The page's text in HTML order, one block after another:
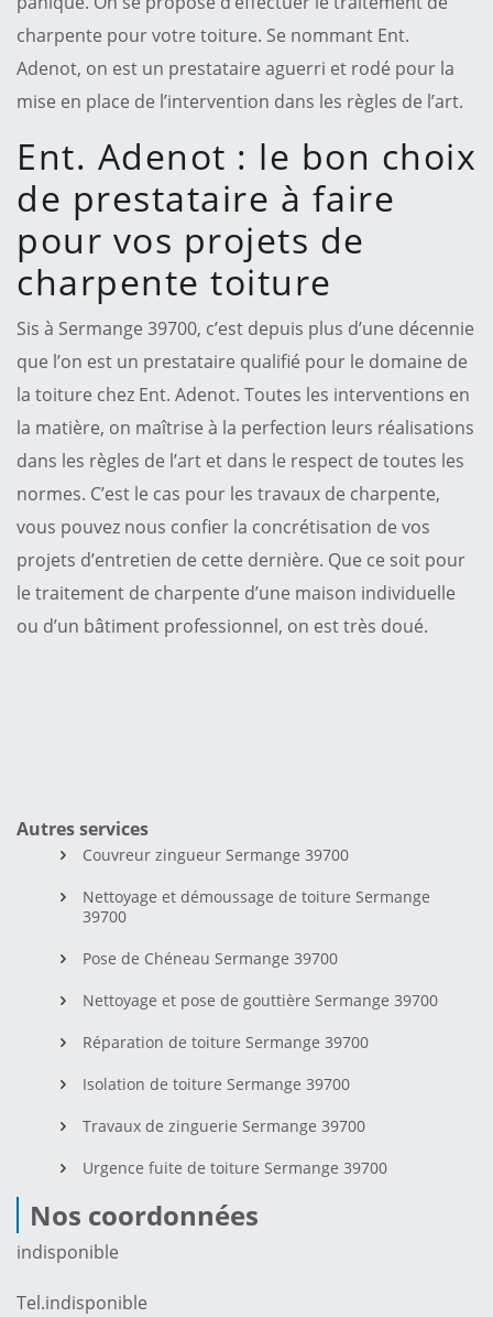
charpente pour votre toiture. Se nommant Ent.
Adenot, on est un prestataire aguerri et rodé pour la
mise en place de l’intervention dans les règles de l’art.
Ent. Adenot : le bon choix
de prestataire à faire
pour vos projets de
charpente toiture
Sis à Sermange 39700, c’est depuis plus d’une décennie
que l’on est un prestataire qualifié pour le domaine de
la toiture chez Ent. Adenot. Toutes les interventions en
la matière, on maîtrise à la perfection leurs réalisations
dans les règles de l’art et dans le respect de toutes les
normes. C’est le cas pour les travaux de charpente,
vous pouvez nous confier la concrétisation de vos
projets d’entretien de cette dernière. Que ce soit pour
le traitement de charpente d’une maison individuelle
ou d’un bâtiment professionnel, on est très doué.
Autres services
Couvreur zingueur Sermange 39700
Nettoyage et démoussage de toiture Sermange
39700
Pose de Chéneau Sermange 39700
Nettoyage et pose de gouttière Sermange 39700
Réparation de toiture Sermange 39700
Isolation de toiture Sermange 39700
Travaux de zinguerie Sermange 39700
Urgence fuite de toiture Sermange 39700
Nos coordonnées
indisponible
Tel.indisponible